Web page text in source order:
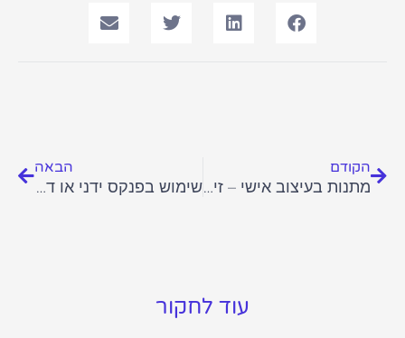
הקודם
מתנות בעיצוב אישי – זיכרון בלתי נשכח
הבאה
שימוש בפנקס ידני או דיגיטלי?
עוד לחקור